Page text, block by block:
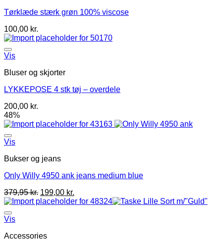
Tørklæde stærk grøn 100% viscose
100,00 kr.
Vis
Bluser og skjorter
LYKKEPOSE 4 stk tøj – overdele
200,00 kr.
48%
Vis
Bukser og jeans
Only Willy 4950 ank jeans medium blue
379,95kr. 199,00 kr.
Vis
Accessories